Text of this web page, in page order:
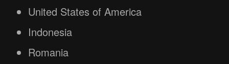
United States of America
Indonesia
Romania